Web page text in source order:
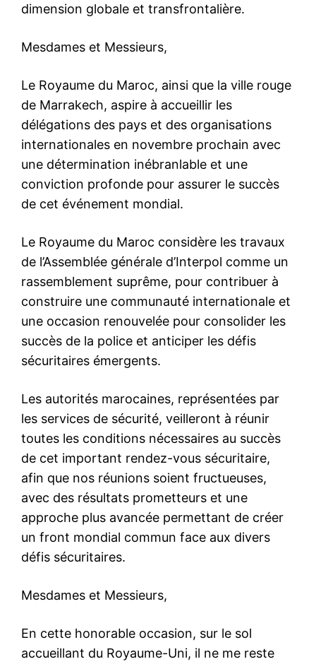
dimension globale et transfrontalière.
Mesdames et Messieurs,
Le Royaume du Maroc, ainsi que la ville rouge
de Marrakech, aspire à accueillir les
délégations des pays et des organisations
internationales en novembre prochain avec
une détermination inébranlable et une
conviction profonde pour assurer le succès
de cet événement mondial.
Le Royaume du Maroc considère les travaux
de l’Assemblée générale d’Interpol comme un
rassemblement suprême, pour contribuer à
construire une communauté internationale et
une occasion renouvelée pour consolider les
succès de la police et anticiper les défis
sécuritaires émergents.
Les autorités marocaines, représentées par
les services de sécurité, veilleront à réunir
toutes les conditions nécessaires au succès
de cet important rendez-vous sécuritaire,
afin que nos réunions soient fructueuses,
avec des résultats prometteurs et une
approche plus avancée permettant de créer
un front mondial commun face aux divers
défis sécuritaires.
Mesdames et Messieurs,
En cette honorable occasion, sur le sol
accueillant du Royaume-Uni, il ne me reste